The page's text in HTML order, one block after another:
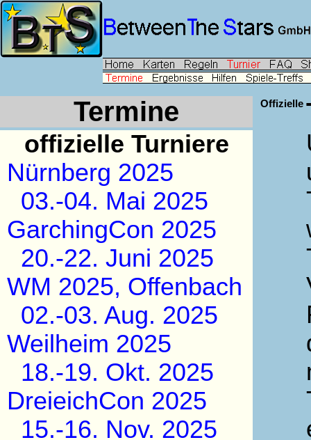
Termine
offizielle Turniere
Nürnberg 2025
03.-04. Mai 2025
GarchingCon 2025
20.-22. Juni 2025
WM 2025, Offenbach
02.-03. Aug. 2025
Weilheim 2025
18.-19. Okt. 2025
DreieichCon 2025
15.-16. Nov. 2025
Offizielle